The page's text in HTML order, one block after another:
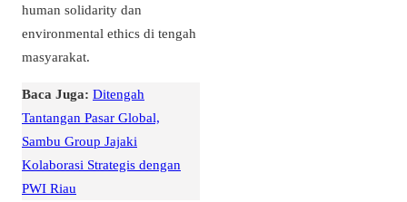
human solidarity dan
environmental ethics di tengah
masyarakat.
Baca Juga: Ditengah
Tantangan Pasar Global,
Sambu Group Jajaki
Kolaborasi Strategis dengan
PWI Riau